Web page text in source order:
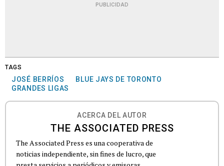
PUBLICIDAD
TAGS
JOSÉ BERRÍOS
BLUE JAYS DE TORONTO
GRANDES LIGAS
ACERCA DEL AUTOR
THE ASSOCIATED PRESS
The Associated Press es una cooperativa de
noticias independiente, sin fines de lucro, que